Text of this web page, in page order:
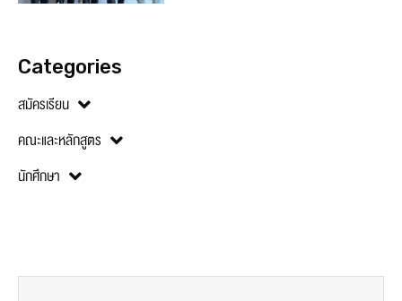
Categories
สมัครเรียน
คณะและหลักสูตร
นักศึกษา